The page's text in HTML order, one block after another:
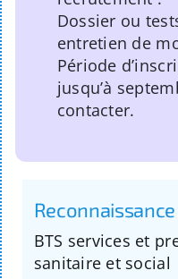
Dossier ou
entretien de
Période
jusqu’à
contacter.
BTS services et
sanitaire et social